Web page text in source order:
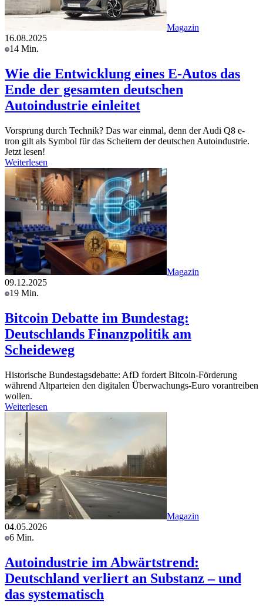
Magazin
16.08.2025
14 Min.
Wie die Entwicklung eines E-Autos das
Ende der gesamten deutschen
Autoindustrie einleitet
Vorsprung durch Technik? Das war einmal, denn der Audi Q8 e-
tron gilt als Symbol für das Scheitern der deutschen Autoindustrie.
Jetzt lesen!
Weiterlesen
Magazin
09.12.2025
19 Min.
Bitcoin Debatte im Bundestag:
Deutschlands Finanzpolitik am
Scheideweg
Historische Bundestagsdebatte: AfD fordert Bitcoin-Förderung
während Altparteien den digitalen Überwachungs-Euro vorantreiben
wollen.
Weiterlesen
Magazin
04.05.2026
6 Min.
Autoindustrie im Abwärtstrend:
Deutschland verliert an Substanz – und
das systematisch